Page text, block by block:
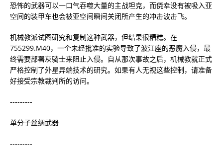
恐怖的武器可以一口气吞噬大量的主战坦克，而侥幸没有被吸入亚
空间的装甲车也会被亚空间瞬间关闭所产生的冲击波击飞。
机械教派试图研究和复制这种武器，但结果很糟糕。在
755299.M40，一个未经批准的实验导致了波江座的恶魔入侵，最
终需要部署灰骑士来阻止入侵。自从那次事故之后，机械教就正式
严格控制了外星异端技术的研究。如果有人无视这些控制，请准备
好接受宗教裁判所的访问。
---------
单分子丝绸武器
---------